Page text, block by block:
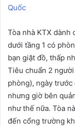
Quốc
Tòa nhà KTX dành
dưới tầng 1 có
bạn giặt đồ, thấp
Tiêu chuẩn 2
phòng), ngày
nhưng giờ bên
như thế nữa. Tòa
đến cổng trường